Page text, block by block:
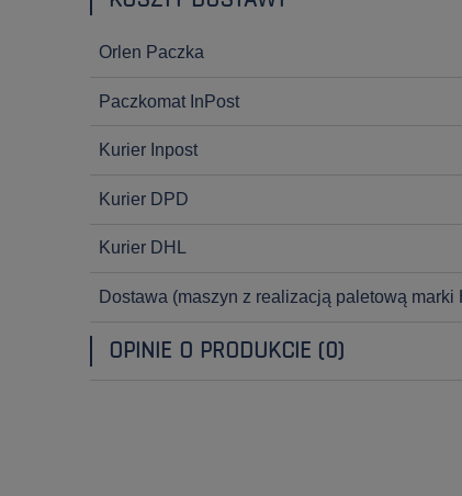
Orlen Paczka
Paczkomat InPost
Kurier Inpost
Kurier DPD
Kurier DHL
Dostawa (maszyn z realizacją paletową marki
OPINIE O PRODUKCIE (0)